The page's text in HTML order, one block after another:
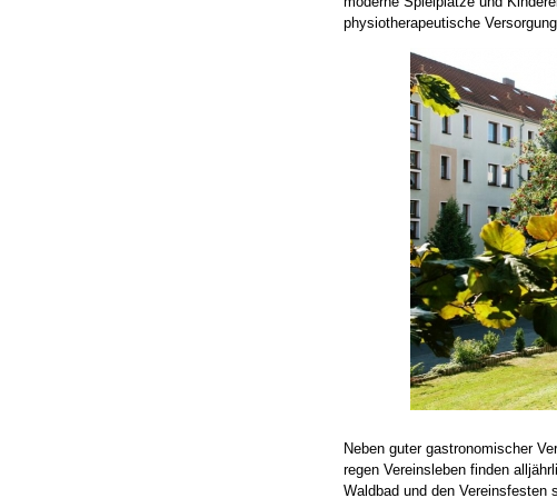
physiotherapeutische
Neben guter gastronomischer
regen Vereinsleben finden
Waldbad und den Vereinsfesten